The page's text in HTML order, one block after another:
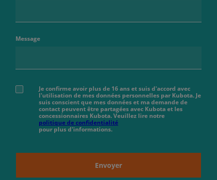
Message
Je confirme avoir plus de 16 ans et suis d'accord avec
l'utilisation de mes données personnelles par Kubota. Je
suis conscient que mes données et ma demande de
contact peuvent être partagées avec Kubota et les
concessionnaires Kubota. Veuillez lire notre
politique de confidentialité
pour plus d'informations.
Envoyer